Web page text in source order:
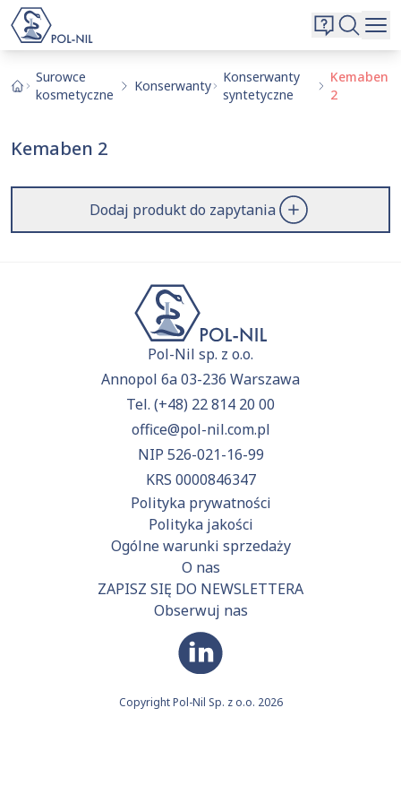
O nas
Kontakt
Surowce
kosmetyczne
Konserwanty
Konserwanty
syntetyczne
Kemaben
2
Kemaben 2
Dodaj produkt do zapytania
Pol-Nil sp. z o.o.
Annopol 6a 03-236 Warszawa
Tel. (+48) 22 814 20 00
office@pol-nil.com.pl
NIP 526-021-16-99
KRS 0000846347
Polityka prywatności
Polityka jakości
Ogólne warunki sprzedaży
O nas
ZAPISZ SIĘ DO NEWSLETTERA
Obserwuj nas
Copyright Pol-Nil Sp. z o.o. 2026
Wybrane surowce i substancje
Aktualnie niczego nie dodałeś do zapytania.
Wyszukiwarka
Szukaj